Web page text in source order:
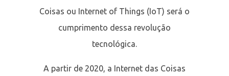
Coisas ou Internet of Things (IoT) será o
cumprimento dessa revolução
tecnológica.
A partir de 2020, a Internet das Coisas